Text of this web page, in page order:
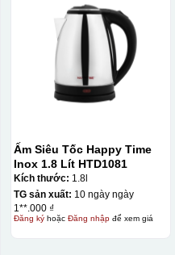
đây là kiểu hộp quay
thêm tiền
Ấm Siêu Tốc Happy Time
Inox 1.8 Lít HTD1081
Kích thước: 1.8l
TG sản xuất: 10 ngày ngày
1**.000 ₫
Đăng kýhoặc Đăng nhậpđể xem giá